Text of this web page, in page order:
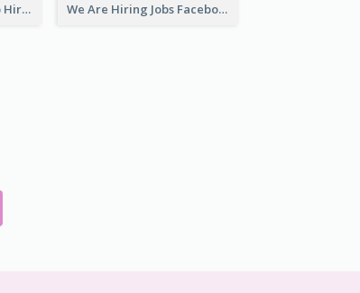
Come Work With Us Job Hiring Facebook Ad We Are Hiring Jobs Facebook Ad